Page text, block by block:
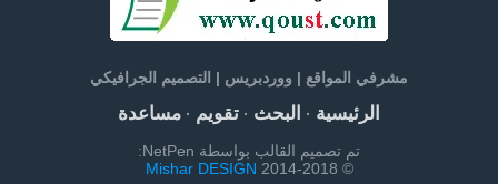
مشرفي المواقع | ووردبريس | التصميم الجرافيكي
الرئيسية· البحث· تقويم· مساعدة
تم تصميم القالب بواسطة NetPen:
© 2014-2018
Mishar DESIGN